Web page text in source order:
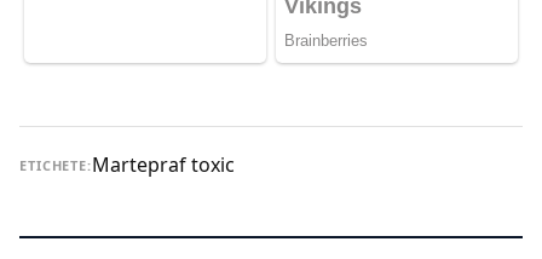
ETICHETE:Martepraf toxic